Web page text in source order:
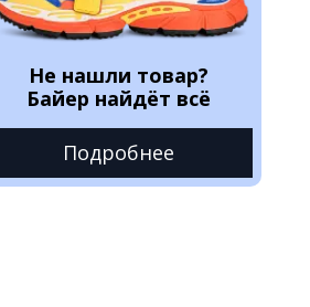
Не нашли товар?
Байер найдёт всё
Подробнее